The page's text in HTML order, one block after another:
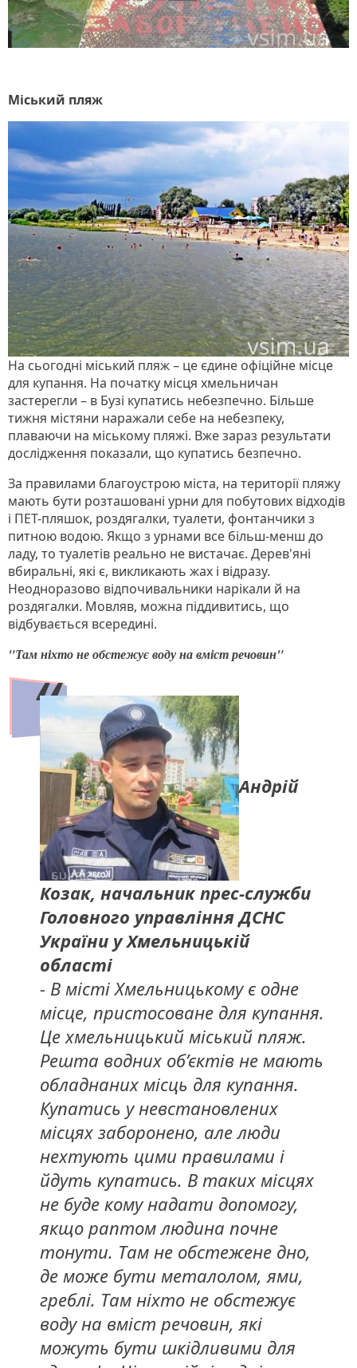
Міський пляж
На сьогодні міський пляж – це єдине офіційне місце
для купання. На початку місця хмельничан
застерегли – в Бузі купатись небезпечно. Більше
тижня містяни наражали себе на небезпеку,
плаваючи на міському пляжі. Вже зараз результати
дослідження показали, що купатись безпечно.
За правилами благоустрою міста, на території пляжу
мають бути розташовані урни для побутових відходів
і ПЕТ-пляшок, роздягалки, туалети, фонтанчики з
питною водою. Якщо з урнами все більш-менш до
ладу, то туалетів реально не вистачає. Дерев'яні
вбиральні, які є, викликають жах і відразу.
Неодноразово відпочивальники нарікали й на
роздягалки. Мовляв, можна піддивитись, що
відбувається всередині.
"Там ніхто не обстежує воду на вміст речовин"
Андрій
Козак, начальник прес-служби
Головного управління ДСНС
України у Хмельницькій
області
- В місті Хмельницькому є одне
місце, пристосоване для купання.
Це хмельницький міський пляж.
Решта водних об’єктів не мають
обладнаних місць для купання.
Купатись у невстановлених
місцях заборонено, але люди
нехтують цими правилами і
йдуть купатись. В таких місцях
не буде кому надати допомогу,
якщо раптом людина почне
тонути. Там не обстежене дно,
де може бути металолом, ями,
греблі. Там ніхто не обстежує
воду на вміст речовин, які
можуть бути шкідливими для